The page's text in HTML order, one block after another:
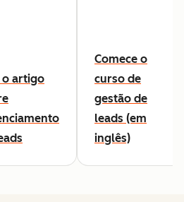
o artigo
Comece o
curso de
gestão de
leads (em
inglês)